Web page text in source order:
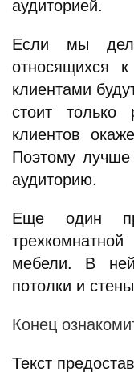
аудиторией.
Если мы
относящихся
клиентами
стоит только
клиентов
Поэтому лучше
аудиторию.
Еще один
мебели. В
потолки и
Конец
Текст